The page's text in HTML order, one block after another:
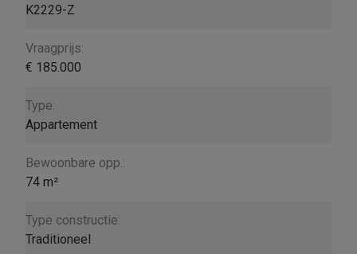
K2229-Z
Vraagprijs:
€ 185.000
Type:
Appartement
Bewoonbare opp.:
74 m²
Type constructie:
Traditioneel